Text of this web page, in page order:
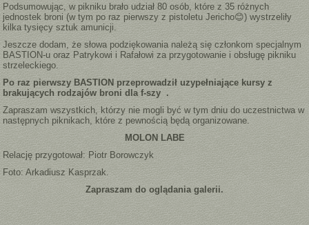
Podsumowując, w pikniku brało udział 80 osób, które z 35 różnych
jednostek broni (w tym po raz pierwszy z pistoletu Jericho😊) wystrzeliły
kilka tysięcy sztuk amunicji.
Jeszcze dodam, że słowa podziękowania należą się członkom specjalnym
BASTION-u oraz Patrykowi i Rafałowi za przygotowanie i obsługę pikniku
strzeleckiego.
Po raz pierwszy BASTION przeprowadziłuzypełniającekursyz
brakujących rodzajów broni dla f-szy .
Zapraszam wszystkich, którzy nie mogli być w tym dniu do uczestnictwa w
następnych piknikach, które z pewnością będą organizowane.
MOLON LABE
Relację przygotował: Piotr Borowczyk
Foto: Arkadiusz Kasprzak.
Zapraszam do oglądania galerii.